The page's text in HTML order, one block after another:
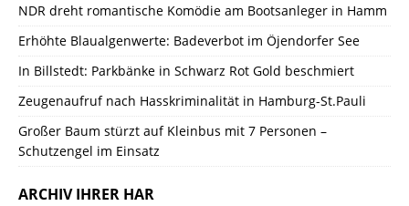
NDR dreht romantische Komödie am Bootsanleger in Hamm
Erhöhte Blaualgenwerte: Badeverbot im Öjendorfer See
In Billstedt: Parkbänke in Schwarz Rot Gold beschmiert
Zeugenaufruf nach Hasskriminalität in Hamburg-St.Pauli
Großer Baum stürzt auf Kleinbus mit 7 Personen –
Schutzengel im Einsatz
ARCHIV IHRER HAR